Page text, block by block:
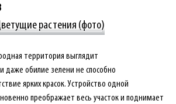
территория выглядит
даже обилие зелени не способно
ярких красок. Устройство одной
преображает весь участок и поднимает